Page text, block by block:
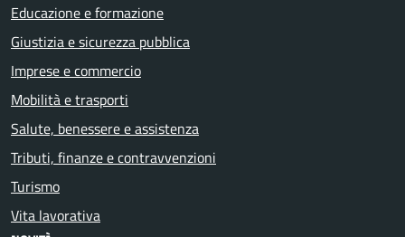
Educazione e formazione
Giustizia e sicurezza pubblica
Imprese e commercio
Mobilità e trasporti
Salute, benessere e assistenza
Tributi, finanze e contravvenzioni
Turismo
Vita lavorativa